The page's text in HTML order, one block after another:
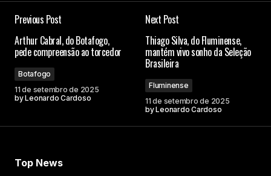
Previous Post
Arthur Cabral, do Botafogo,
pede compreensão ao torcedor
Botafogo
11 de setembro de 2025
byLeonardo Cardoso
Next Post
Thiago Silva, do Fluminense,
mantém vivo sonho da Seleção
Brasileira
Fluminense
11 de setembro de 2025
byLeonardo Cardoso
Top News